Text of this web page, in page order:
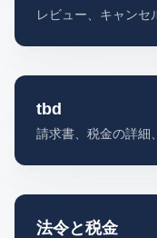
レビュー、キャンセ
tbd
請求書、税金の詳細
法令と税金